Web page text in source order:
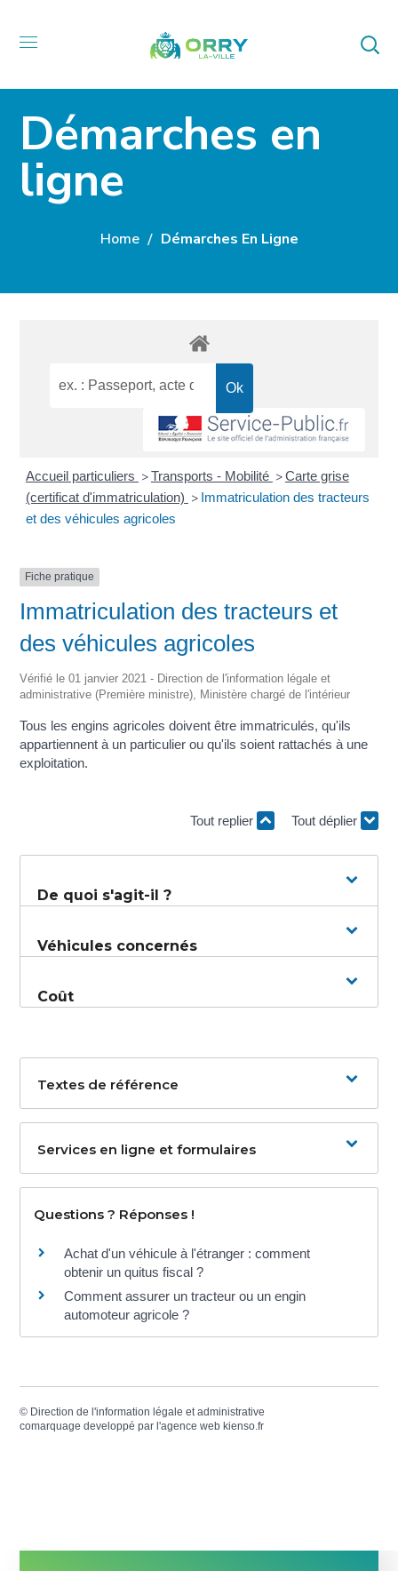
Démarches en
ligne
Home Démarches En Ligne
Accueil particuliers >Transports - Mobilité >Carte grise
(certificat d'immatriculation) > Immatriculation des tracteurs
et des véhicules agricoles
Fiche pratique
Immatriculation des tracteurs et
des véhicules agricoles
Vérifié le 01 janvier 2021 - Direction de l'information légale et
administrative (Première ministre), Ministère chargé de l'intérieur
Tous les engins agricoles doivent être immatriculés, qu'ils
appartiennent à un particulier ou qu'ils soient rattachés à une
exploitation.
Tout replier Tout déplier
De quoi s'agit-il ?
Véhicules concernés
Coût
Textes de référence
Services en ligne et formulaires
Questions ? Réponses !
Achat d'un véhicule à l'étranger : comment
obtenir un quitus fiscal ?
Comment assurer un tracteur ou un engin
automoteur agricole ?
© Direction de l'information légale et administrative
comarquage developpé par l'agence web kienso.fr